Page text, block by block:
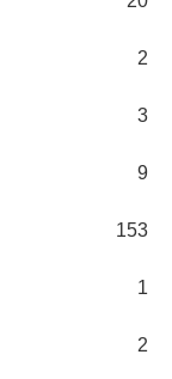
2
3
9
153
1
2